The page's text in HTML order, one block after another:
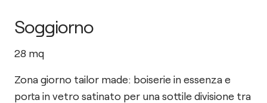
Soggiorno
28 mq
Zona giorno tailor made: boiserie in essenza e
porta in vetro satinato per una sottile divisione tra